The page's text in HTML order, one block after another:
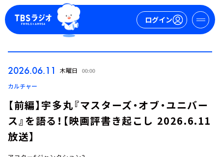
ログイン
2026.06.11 木曜日 00:00
カルチャー
【前編】宇多丸『マスターズ・オブ・ユニバー
ス』を語る！【映画評書き起こし 2026.6.11
放送】